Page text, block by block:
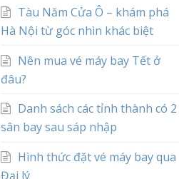
Tàu Năm Cửa Ô – khám phá
Hà Nội từ góc nhìn khác biệt
Nên mua vé máy bay Tết ở
đâu?
Danh sách các tỉnh thành có 2
sân bay sau sáp nhập
Hình thức đặt vé máy bay qua
Đại lý